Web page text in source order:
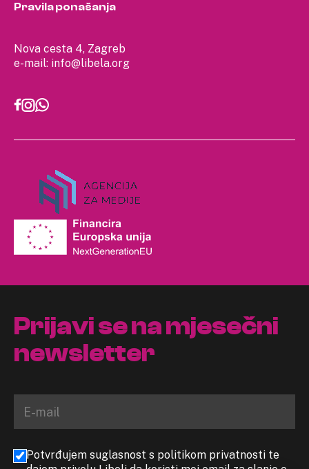
Nova cesta 4, Zagreb
e-mail: info@libela.org
Pravila ponašanja
Prijavi se na mjesečni
newsletter
Potvrđujem suglasnost s politikom privatnosti te